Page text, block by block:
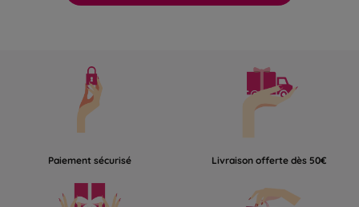
Paiement sécurisé Livraison offerte dès 50€